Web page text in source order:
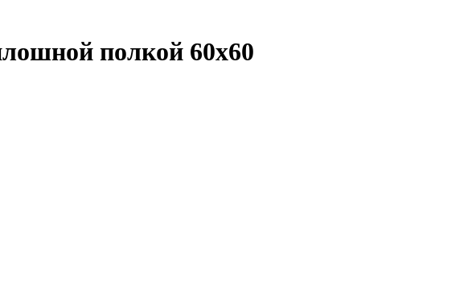
полкой 60х60